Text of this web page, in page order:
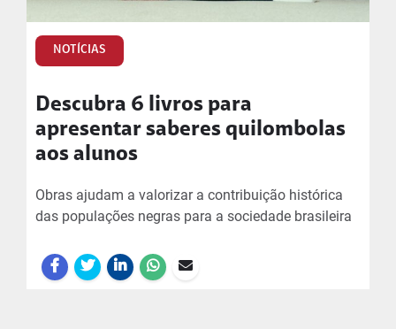
NOTÍCIAS
Descubra 6 livros para
apresentar saberes quilombolas
aos alunos
Obras ajudam a valorizar a contribuição histórica
das populações negras para a sociedade brasileira